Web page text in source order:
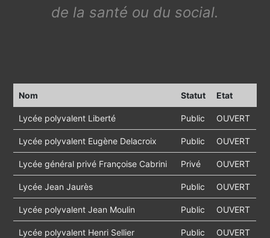
de la santé ou du social.
Nom Statut Etat
Lycée polyvalent Liberté Public OUVERT
Lycée polyvalent Eugène Delacroix Public OUVERT
Lycée général privé Françoise Cabrini Privé OUVERT
Lycée Jean Jaurès Public OUVERT
Lycée polyvalent Jean Moulin Public OUVERT
Lycée polyvalent Henri Sellier Public OUVERT